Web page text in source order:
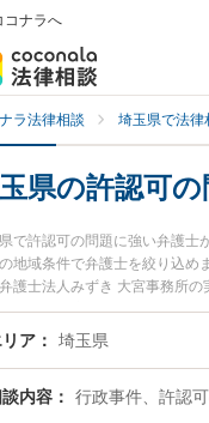
コナラへ
ラ法律相談 埼玉県で法律
県の許認可
で許認可の問題に強い弁護士
地域条件で弁護士を絞り込め
護士法人みずき 大宮事務所
みなどが注目されています。
士を検索したい』『初回相談
リア 埼玉県
内容 行政事件、許認